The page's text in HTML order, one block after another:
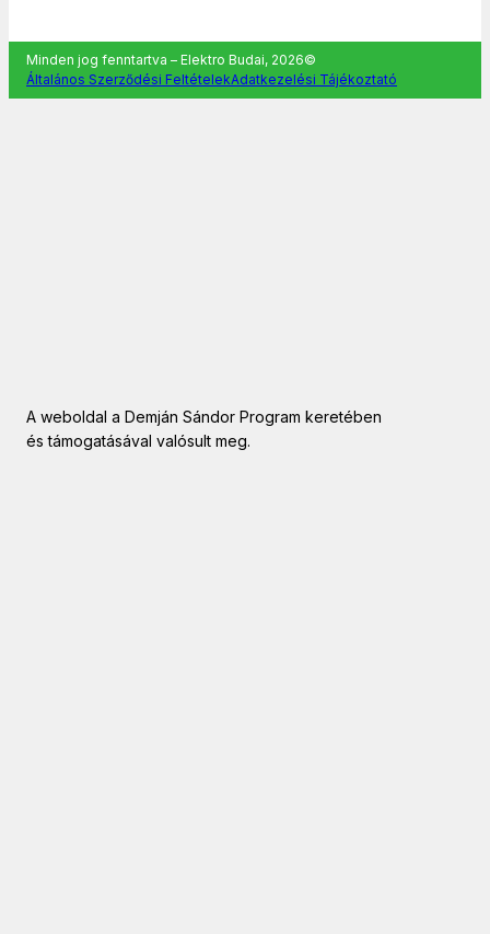
Minden jog fenntartva – Elektro Budai, 2026©
Általános Szerződési FeltételekAdatkezelési Tájékoztató
A weboldal a Demján Sándor Program keretében
és támogatásával valósult meg.